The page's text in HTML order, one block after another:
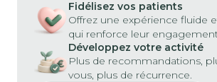
Fidélisez vos patients
Offrez une expérience fluide
qui renforce leur engagement
Développez votre activité
Plus de recommandations,
vous, plus de récurrence.